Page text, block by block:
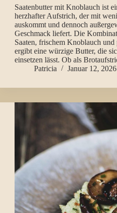
Saatenbutter mit Knoblauch ist
herzhafter Aufstrich, der mit
auskommt und dennoch
Geschmack liefert. Die
Saaten, frischem Knoblauch
ergibt eine würzige Butter, die
einsetzen lässt. Ob als
Patricia
Januar 12, 2026